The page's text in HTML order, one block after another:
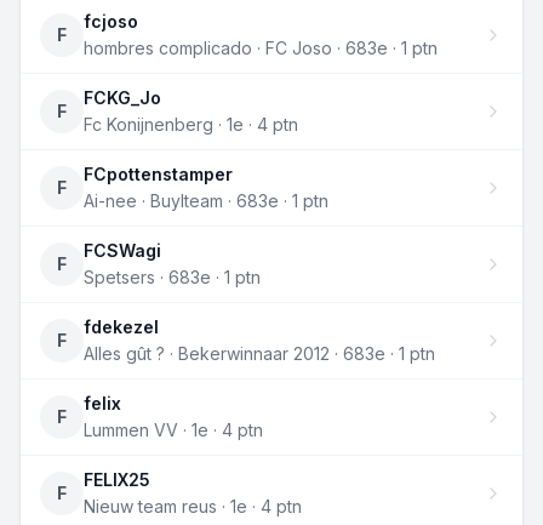
F
fcjoso
hombres complicado · FC Joso · 683e · 1 ptn
F
FCKG_Jo
Fc Konijnenberg · 1e · 4 ptn
F
FCpottenstamper
Ai-nee · Buylteam · 683e · 1 ptn
F
FCSWagi
Spetsers · 683e · 1 ptn
F
fdekezel
Alles gût ? · Bekerwinnaar 2012 · 683e · 1 ptn
F
felix
Lummen VV · 1e · 4 ptn
F
FELIX25
Nieuw team reus · 1e · 4 ptn